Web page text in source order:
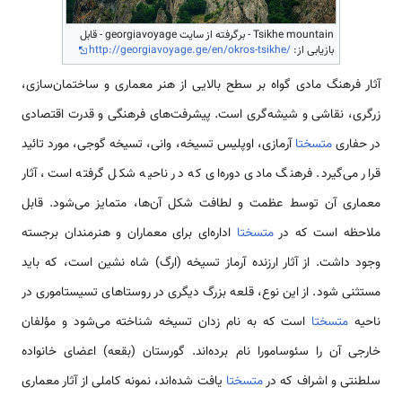
Tsikhe mountain - برگرفته از سایت georgiavoyage - قابل
بازیابی از: http://georgiavoyage.ge/en/okros-tsikhe/
آثار فرهنگ مادی گواه بر سطح بالایی از هنر معماری و ساختمان‌سازی،
زرگری، نقاشی و شیشه‌گری است. پیشرفت‌های فرهنگی و قدرت اقتصادی
در حفاریمتسختاآرمازی، اوپلیس تسیخه، وانی، تسیخه گوجی، مورد تائید
قرار می‌گیرد. فرهنگ مادی دوره‌ای که در ناحیه شکل گرفته است، آثار
معماری آن توسط عظمت و لطافت شکل آن‌ها، متمایز می‌شود. قابل
ملاحظه است که درمتسختا اداره‌ای برای معماران و هنرمندان برجسته
وجود داشت. از آثار ارزنده آرماز تسیخه (ارگ) شاه نشین است، که باید
مستثنی شود. از این نوع، قلعه بزرگ دیگری در روستاهای تسیستاموری در
ناحیه متسختا است که به نام زدان تسیخه شناخته می‌شود و مؤلفان
خارجی آن را سئوسامورا نام برده‌اند. گورستان (بقعه) اعضای خانواده
سلطنتی و اشراف که درمتسختا یافت شده‌اند، نمونه کاملی از آثار معماری